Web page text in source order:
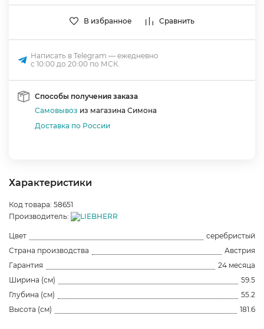
В избранное Сравнить
Написать в Telegram — ежедневно
с 10:00 до 20:00 по МСК.
Способы получения заказа
Самовывоз из магазина Симона
Доставка по России
Характеристики
Код товара: 58651
Производитель:
Цвет
серебристый
Страна производства
Австрия
Гарантия
24 месяца
Ширина (см)
59.5
Глубина (см)
55.2
Высота (см)
181.6